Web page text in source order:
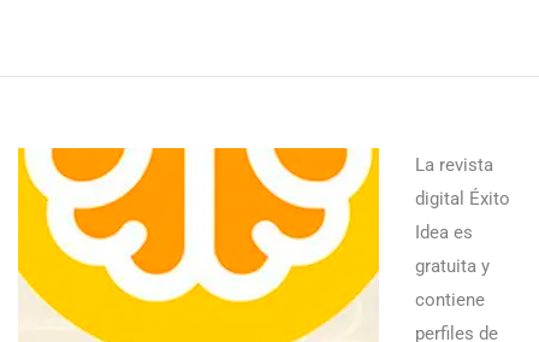
La revista
digital Éxito
Idea es
gratuita y
contiene
perfiles de